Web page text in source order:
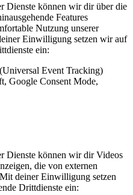
Dienste können wir dir über die
Features
Nutzung unserer
Einwilligung setzen wir auf
ein:
Event Tracking)
Google Consent Mode,
Dienste können wir dir Videos
die von externen
deiner Einwilligung setzen
Drittdienste ein: